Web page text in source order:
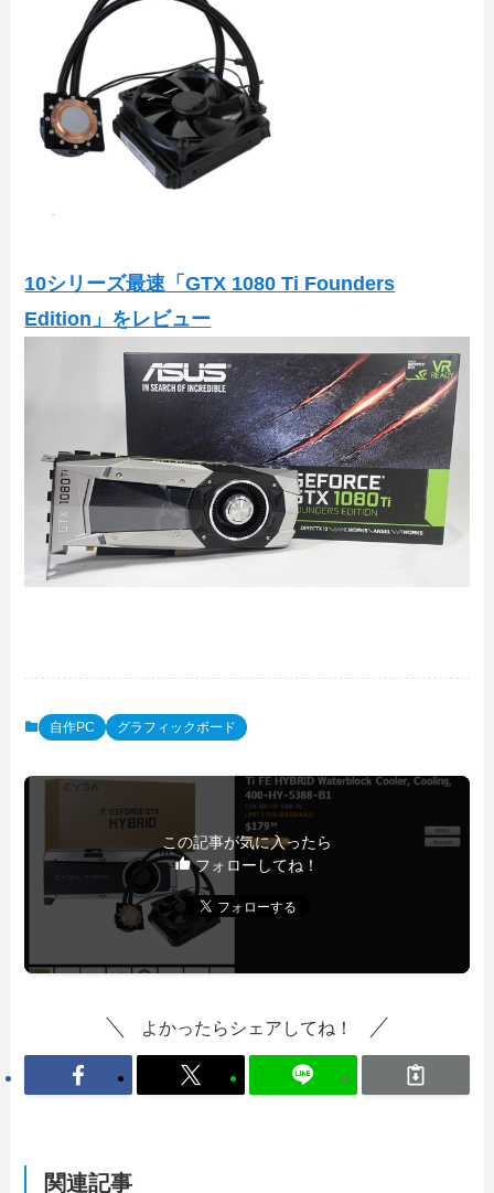
10シリーズ最速「GTX 1080 Ti Founders
Edition」をレビュー
自作PC グラフィックボード
この記事が気に入ったら
フォローしてね！
よかったらシェアしてね！
関連記事